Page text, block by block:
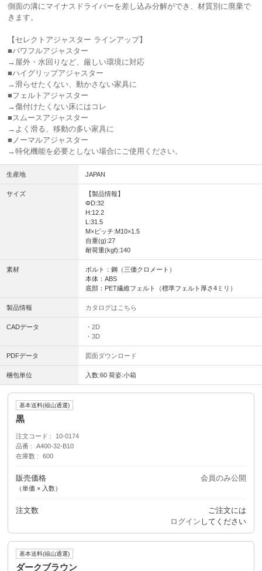
側面の溝にマイナスドライバーを差し込み分解ができ、材質別に廃棄で
きます。
【セレクトアジャスター ラインアップ】
■パワフルアジャスター
→屋外・水回りなど、厳しい環境に対応
■ハイグリップアジャスター
→滑らせたくない、動かさない家具に
■フェルトアジャスター
→傷付けたくない床にはコレ
■スムースアジャスター
→よく滑る、移動の多い家具に
■ノーマルアジャスター
→特化機能を必要としない場合にご使用ください。
生産地 JAPAN
サイズ
【製品情報】
ΦD:32
H:12.2
L:31.5
M×ピッチ:M10×1.5
自重(g):27
耐荷重(kgf):140
素材
ボルト：鋼（三価クロメート）
本体：ABS
底部：PET繊維フェルト（標準フェルト厚さ4ミリ）
製品情報 カタログはこちら
CADデータ
・2D
・3D
PDFデータ 図面ダウンロード
梱包単位 入数:60 荷姿:小箱
基本送料(福山通運)
黒
注文コード
10-0174
品番
A400-32-B10
在庫数
600
販売価格
（単価 × 入数）
会員のみ公開
注文数
ご注文には
ログイン してください
基本送料(福山通運)
ダークブラウン